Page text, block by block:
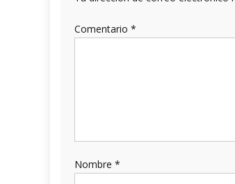
Comentario *
Nombre *